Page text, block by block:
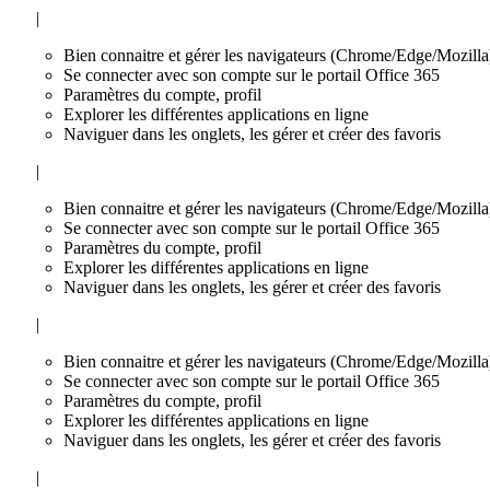
|
Bien connaitre et gérer les navigateurs (Chrome/Edge/
Se connecter avec son compte sur le portail Office 365
Paramètres du compte, profil
Explorer les différentes applications en ligne
Naviguer dans les onglets, les gérer et créer des favoris
|
Bien connaitre et gérer les navigateurs (Chrome/Edge/
Se connecter avec son compte sur le portail Office 365
Paramètres du compte, profil
Explorer les différentes applications en ligne
Naviguer dans les onglets, les gérer et créer des favoris
|
Bien connaitre et gérer les navigateurs (Chrome/Edge/
Se connecter avec son compte sur le portail Office 365
Paramètres du compte, profil
Explorer les différentes applications en ligne
Naviguer dans les onglets, les gérer et créer des favoris
|